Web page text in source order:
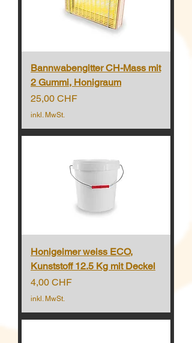
Bannwabengitter CH-Mass mit
2 Gummi, Honigraum
Preis
25,00 CHF
inkl. MwSt.
Honigeimer weiss ECO,
Kunststoff 12.5 Kg mit Deckel
Preis
4,00 CHF
inkl. MwSt.